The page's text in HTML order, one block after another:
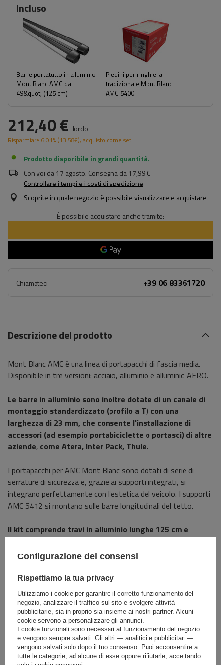
Incluso
Barre portatutto in alluminio
Mont Blanc AMC da
49&quot; (125 cm)
Piedini per ringhiera
tradizionale Mont Blanc
AMC 5400
212,40 € lordo
Risparmiare 6.01% (13.58€), acquisto come set.
Prodotto disponibile in grandi quantità
Con voi da17 agosto. Consegna da17,99 €
Controllare i tempi e i costi di spedizione
Scoprite in quale negozio è possibile visualizzare e acquistare
È possibile acquistare anche tramite:
Chiamateci +39 06 83361720
Descrizione del prodotto
Mont Blanc AMC è una linea di portapacchi di fascia media.
Disponibile in tre versioni: acciaio, alluminio e alluminio AERO.
Le barre in alluminio sono inoltre dotate di un canale di
montaggio standardizzato (profilo a T) con una
larghezza di 23 mm, che consente l'installazione di
accessori (ad esempio portabiciclette o portasci) di altre
aziende, come Atera, Inter Pack, Thule.
I portapacchi per AMC Mont Blanc sono dotati di serie di
serrature di sicurezza e, grazie ai supporti integrati, si
integrano perfettamente con l'estetica del veicolo. I supporti
AMC 5412 si montano sulle barre longitudinali del tetto.
Il kit comprende travi in ​​alluminio lunghe 125 cm e
quattro supporti per il tetto.I supporti sono progettati per
evitare danni o graffi al tetto.
Specifiche
Il prodotto si adatta alle auto
Consegna
Configurazione dei consensi
Rispettiamo la tua privacy
Utilizziamo i cookie per garantire il corretto funzionamento del
negozio, analizzare il traffico sul sito e svolgere attività
pubblicitarie, sia in proprio sia insieme ai nostri partner. Alcuni
cookie servono a personalizzare gli annunci.
I cookie funzionali sono necessari al funzionamento del negozio
e vengono sempre salvati. Gli altri — analitici e pubblicitari —
vengono salvati solo dopo il tuo consenso. Puoi acconsentire a
tutte le categorie, ad alcune di esse oppure rifiutarle, accettando